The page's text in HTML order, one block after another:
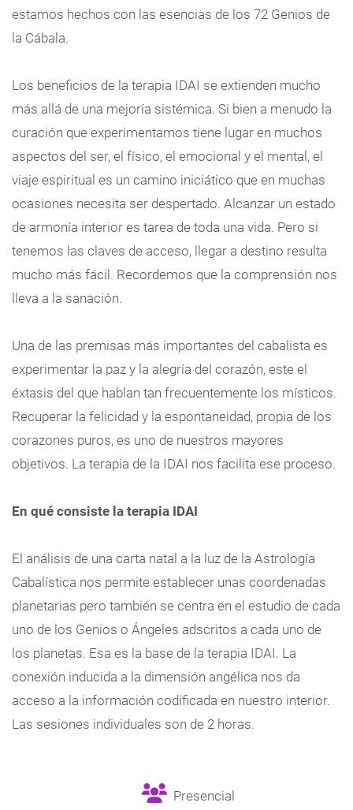
estamos hechos con las esencias de los 72 Genios de
la Cábala.
Los beneficios de la terapia IDAI se extienden mucho
más allá de una mejoría sistémica. Si bien a menudo la
curación que experimentamos tiene lugar en muchos
aspectos del ser, el físico, el emocional y el mental, el
viaje espiritual es un camino iniciático que en muchas
ocasiones necesita ser despertado. Alcanzar un estado
de armonía interior es tarea de toda una vida. Pero si
tenemos las claves de acceso, llegar a destino resulta
mucho más fácil. Recordemos que la comprensión nos
lleva a la sanación.
Una de las premisas más importantes del cabalista es
experimentar la paz y la alegría del corazón, este el
éxtasis del que hablan tan frecuentemente los místicos.
Recuperar la felicidad y la espontaneidad, propia de los
corazones puros, es uno de nuestros mayores
objetivos. La terapia de la IDAI nos facilita ese proceso.
En qué consiste la terapia IDAI
El análisis de una carta natal a la luz de la Astrología
Cabalística nos permite establecer unas coordenadas
planetarias pero también se centra en el estudio de cada
uno de los Genios o Ángeles adscritos a cada uno de
los planetas. Esa es la base de la terapia IDAI. La
conexión inducida a la dimensión angélica nos da
acceso a la información codificada en nuestro interior.
Las sesiones individuales son de 2 horas.
Presencial